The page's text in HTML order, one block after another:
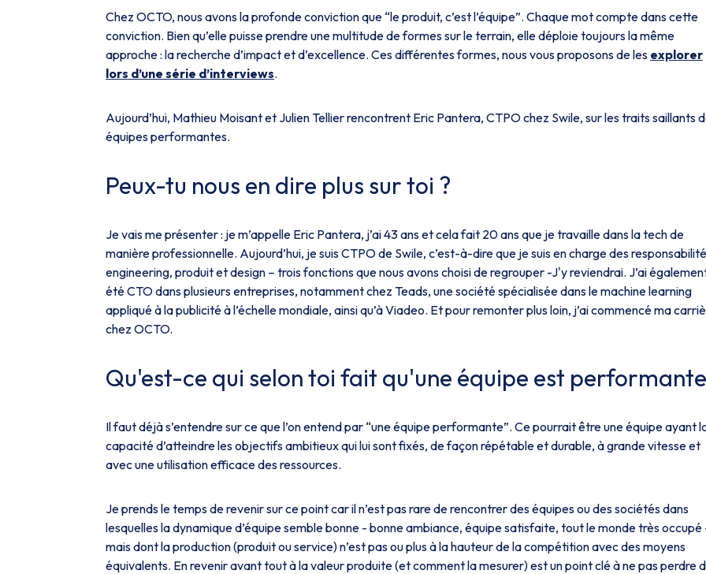
Chez OCTO, nous avons la profonde conviction que “le produit, c’est l’équipe”. Chaque mot compte dans cette
conviction. Bien qu’elle puisse prendre une multitude de formes sur le terrain, elle déploie toujours la même
approche : la recherche d’impact et d’excellence. Ces différentes formes, nous vous proposons de les explorer
lors d’une série d’interviews.
Aujourd’hui, Mathieu Moisant et Julien Tellier rencontrent Eric Pantera, CTPO chez Swile, sur les traits saillants
équipes performantes.
Peux-tu nous en dire plus sur toi ?
Je vais me présenter : je m’appelle Eric Pantera, j’ai 43 ans et cela fait 20 ans que je travaille dans la tech de
manière professionnelle. Aujourd’hui, je suis CTPO de Swile, c’est-à-dire que je suis en charge des
engineering, produit et design – trois fonctions que nous avons choisi de regrouper -J'y reviendrai. J’ai
été CTO dans plusieurs entreprises, notamment chez Teads, une société spécialisée dans le machine learning
appliqué à la publicité à l’échelle mondiale, ainsi qu’à Viadeo. Et pour remonter plus loin, j’ai commencé ma
chez OCTO.
Qu'est-ce qui selon toi fait qu'une équipe est
Il faut déjà s’entendre sur ce que l’on entend par “une équipe performante”. Ce pourrait être une équipe ayant
capacité d’atteindre les objectifs ambitieux qui lui sont fixés, de façon répétable et durable, à grande vitesse et
avec une utilisation efficace des ressources.
Je prends le temps de revenir sur ce point car il n’est pas rare de rencontrer des équipes ou des sociétés dans
lesquelles la dynamique d’équipe semble bonne - bonne ambiance, équipe satisfaite, tout le monde très occupé
mais dont la production (produit ou service) n’est pas ou plus à la hauteur de la compétition avec des moyens
équivalents. En revenir avant tout à la valeur produite (et comment la mesurer) est un point clé à ne pas perdre